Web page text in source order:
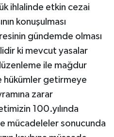
ihlalinde etkin cezai
konuşulması
gündemde olması
ki mevcut yasalar
ile mağdur
hükümler getirmeye
zarar
100.yılında
mücadeleler sonucunda